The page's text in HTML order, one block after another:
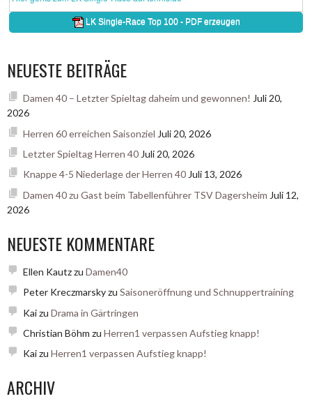
NEUESTE BEITRÄGE
Damen 40 – Letzter Spieltag daheim und gewonnen! Juli 20,
2026
Herren 60 erreichen Saisonziel Juli 20, 2026
Letzter Spieltag Herren 40 Juli 20, 2026
Knappe 4-5 Niederlage der Herren 40Juli 13, 2026
Damen 40 zu Gast beim Tabellenführer TSV Dagersheim Juli 12,
2026
NEUESTE KOMMENTARE
Ellen Kautzzu Damen40
Peter Kreczmarskyzu Saisoneröffnung und Schnuppertraining
Kaizu Drama in Gärtringen
Christian Böhm zu Herren1 verpassen Aufstieg knapp!
Kaizu Herren1 verpassen Aufstieg knapp!
ARCHIV